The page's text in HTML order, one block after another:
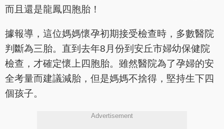
而且還是龍鳳四胞胎！
據報導，這位媽媽懷孕初期接受檢查時，多數醫院
判斷為三胎。直到去年8月份到安丘市婦幼保健院
檢查，才確定懷上四胞胎。雖然醫院為了孕婦的安
全考量而建議減胎，但是媽媽不捨得，堅持生下四
個孩子。
Advertisement